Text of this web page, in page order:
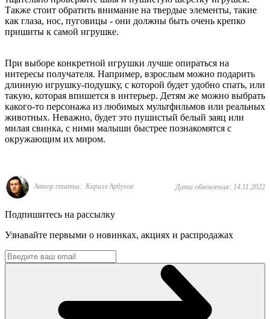
Также стоит обратить внимание на твердые элементы, такие
как глаза, нос, пуговицы - они должны быть очень крепко
пришиты к самой игрушке.
При выборе конкретной игрушки лучше опираться на
интересы получателя. Например, взрослым можно подарить
длинную игрушку-подушку, с которой будет удобно спать, или
такую, которая впишется в интерьер. Детям же можно выбрать
какого-то персонажа из любимых мультфильмов или реальных
животных. Неважно, будет это пушистый белый заяц или
милая свинка, с ними малыши быстрее познакомятся с
окружающим их миром.
Автор статьи: Кирилл Арбузов Дата обновления: 14.11.2022
Подпишитесь на рассылку
Узнавайте первыми о новинках, акциях и распродажах